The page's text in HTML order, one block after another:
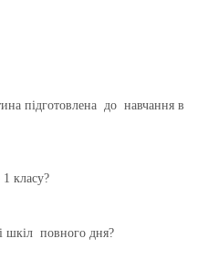
підготовлена до навчання в
класу?
шкіл повного дня?